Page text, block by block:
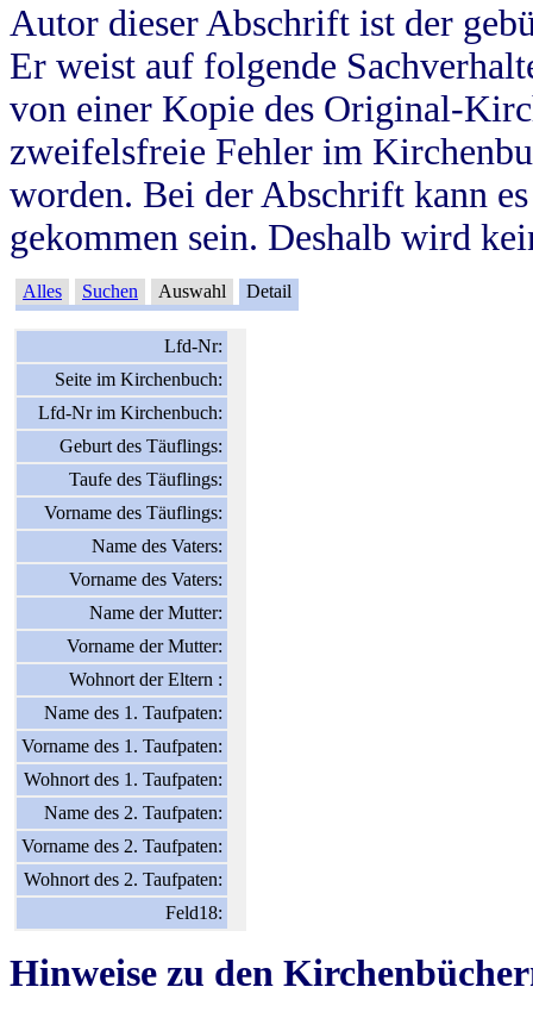
Autor dieser Abschrift ist der
Er weist auf folgende
von einer Kopie des Original-
zweifelsfreie Fehler im
worden. Bei der Abschrift kann
gekommen sein. Deshalb wird
Alles Suchen Auswahl Detail
Lfd-Nr:
Seite im Kirchenbuch:
Lfd-Nr im Kirchenbuch:
Geburt des Täuflings:
Taufe des Täuflings:
Vorname des Täuflings:
Name des Vaters:
Vorname des Vaters:
Name der Mutter:
Vorname der Mutter:
Wohnort der Eltern :
Name des 1. Taufpaten:
Vorname des 1. Taufpaten:
Wohnort des 1. Taufpaten:
Name des 2. Taufpaten:
Vorname des 2. Taufpaten:
Wohnort des 2. Taufpaten:
Feld18:
Hinweise zu den